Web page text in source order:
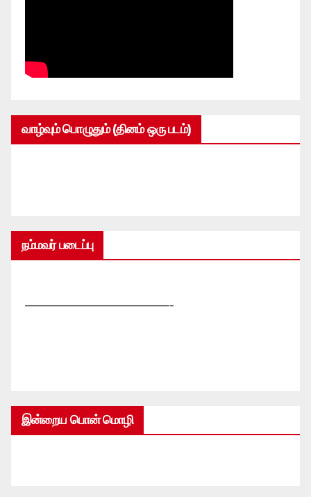
வாழ்வும் பொழுதும் (தினம் ஒரு படம்)
நம்மவர் படைப்பு
—————————————-
இன்றைய பொன் மொழி